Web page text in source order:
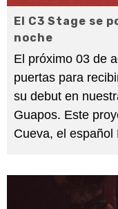
El C3 Stage se
noche
El próximo 03 de
puertas para
su debut en
Guapos. Este
Cueva, el español